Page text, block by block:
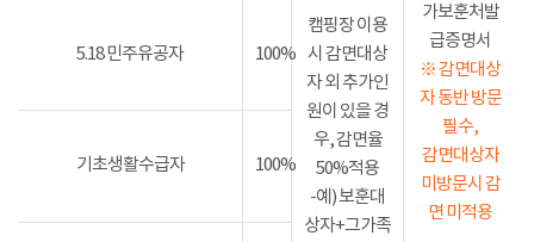
가보훈처발
급증명서
※ 감면대상
자 동반 방문
필수,
감면대상자
미방문시 감
면 미적용
5.18 민주유공자 100%
캠핑장 이용
시 감면대상
자 외 추가인
원이 있을 경
우, 감면율
50%적용
-예) 보훈대
상자+그가족
기초생활수급자 100%